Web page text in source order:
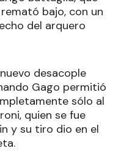
bajo, con un
del arquero
desacople
Gago permitió
sólo al
quien se fue
y su tiro dio en el